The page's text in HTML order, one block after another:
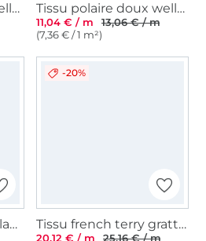
Tissu polaire doux wellness Teddy Bear, blanc vanille Tissu polaire doux wellness Animaux de la Jungle Safari, blanc vanille
11,04 € / m
13,06 € / m
(7,36 € / 1 m²)
Tissu softshell déperlant Fusées,bleu foncé
-20%
Tissu french terry gratté Happiness, blanc cassé
20,12 € / m
25,16 € / m